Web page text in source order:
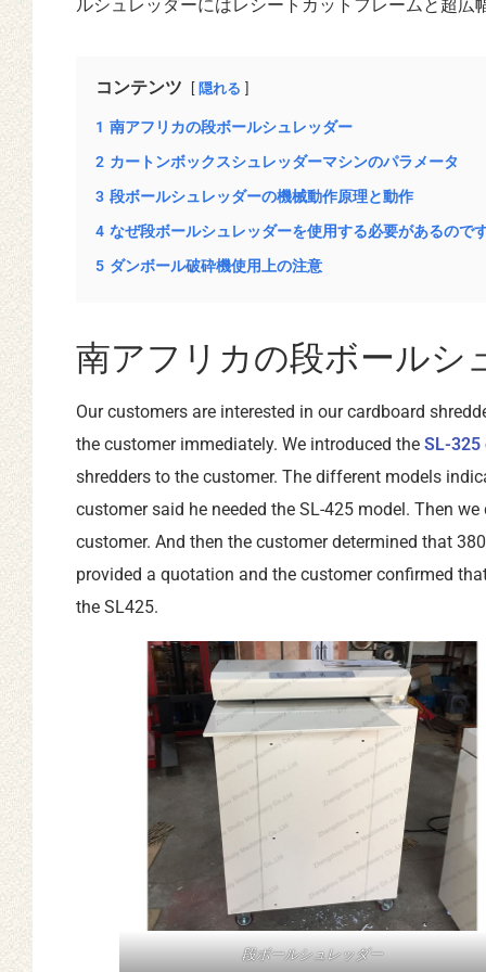
ルシュレッダーにはレシートカットフレームと超
コンテンツ 隠れる
1 南アフリカの段ボールシュレッダー
2 カートンボックスシュレッダーマシンのパラメータ
3 段ボールシュレッダーの機械動作原理と動作
4 なぜ段ボールシュレッダーを使用する必要があるので
5 ダンボール破砕機使用上の注意
南アフリカの段ボールシ
Our customers are interested in our cardboard
the customer immediately. We introduced the SL-325
shredders to the customer. The different models
customer said he needed the SL-425 model. Then
customer. And then the customer determined that
provided a quotation and the customer confirmed
the SL425.
段ボールシュレッダー